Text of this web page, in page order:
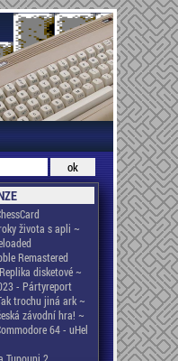
života s apli ~
Remastered
disketové ~
- Pártyreport
trochu jiná ark ~
závodní hra! ~
64 - uHel